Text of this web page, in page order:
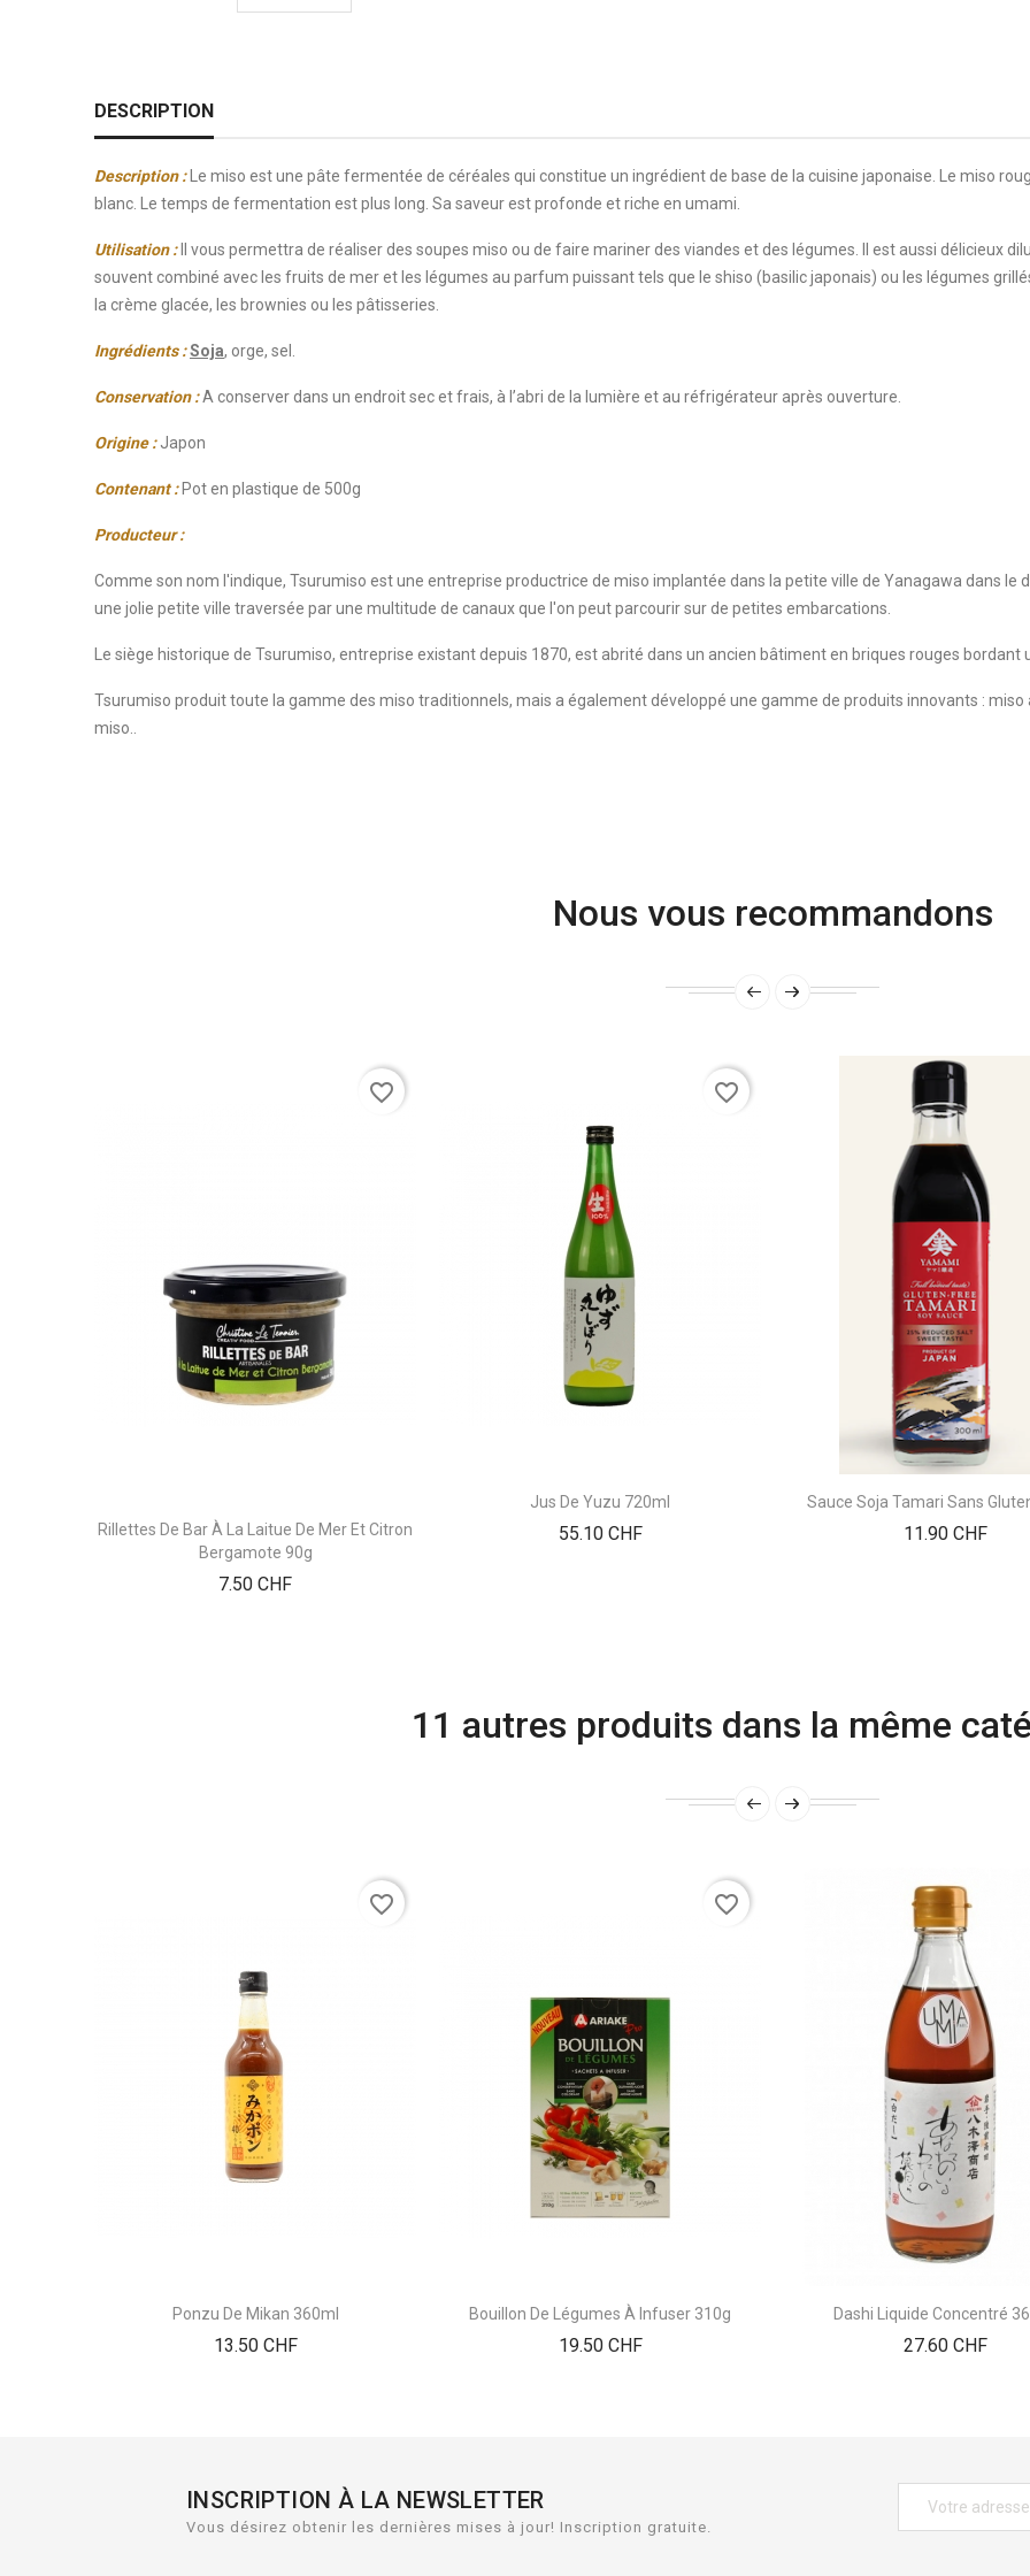
DESCRIPTION
Description : Le miso est une pâte fermentée de céréales qui constitue un ingrédient de base de la cuisine japonaise. Le miso
blanc. Le temps de fermentation est plus long. Sa saveur est profonde et riche en umami.
Utilisation :
Il vous permettra de réaliser des soupes miso ou de faire mariner des viandes et des légumes. Il est aussi délicieux
souvent combiné avec les fruits de mer et les légumes au parfum puissant tels que le shiso (basilic japonais) ou les légumes
la crème glacée, les brownies ou les pâtisseries.
Ingrédients :Soja, orge, sel.
Conservation :A conserver dans un endroit sec et frais, à l’abri de la lumière et au réfrigérateur après ouverture.
Origine :Japon
Contenant :Pot en plastique de 500g
Producteur :
Comme son nom l'indique, Tsurumiso est une entreprise productrice de miso implantée dans la petite ville de Yanagawa dans le
une jolie petite ville traversée par une multitude de canaux que l'on peut parcourir sur de petites embarcations.
Le siège historique de Tsurumiso, entreprise existant depuis 1870, est abrité dans un ancien bâtiment en briques rouges bordant
Tsurumiso produit toute la gamme des miso traditionnels, mais a également développé une gamme de produits innovants : miso
miso..
Nous vous recommandons
Rillettes De Bar À La Laitue De Mer Et Citron
Bergamote 90g
7.50 CHFPrix
favorite_border
Jus De Yuzu 720ml
55.10 CHFPrix
favorite_border
Sauce Soja Tamari Sans
11.90 CHFPrix
11 autres produits dans la même
Ponzu De Mikan 360ml
13.50 CHFPrix
favorite_border
Bouillon De Légumes À Infuser 310g
19.50 CHFPrix
favorite_border
Dashi Liquide Concentré
27.60 CHFPrix
INSCRIPTION À LA NEWSLETTER
Vous désirez obtenir les dernières mises à jour! Inscription gratuite.